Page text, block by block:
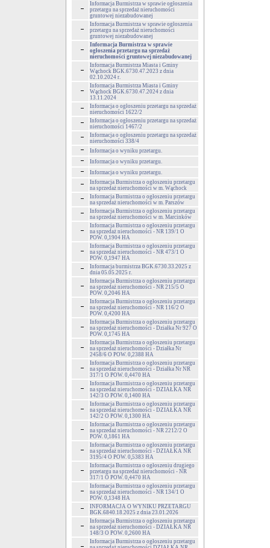
Informacja Burmistrza w sprawie ogłoszenia
przetargu na sprzedaż nieruchomości
gruntowej niezabudowanej
Informacja Burmistrza w sprawie ogłoszenia
przetargu na sprzedaż nieruchomości
gruntowej niezabudowanej
Informacja Burmistrza w sprawie
ogłoszenia przetargu na sprzedaż
nieruchomości gruntowej niezabudowanej
Informacja Burmistrza Miasta i Gminy
Wąchock BGK.6730.47.2023 z dnia
02.10.2024 r.
Informacja Burmistrza Miasta i Gminy
Wąchock BGK.6730.47.2024 z dnia
13.11.2024
Informacja o ogłoszeniu przetargu na sprzedaż
nieruchomości 1622/2
Informacja o ogłoszeniu przetargu na sprzedaż
nieruchomości 1467/2
Informacja o ogłoszeniu przetargu na sprzedaż
nieruchomości 338/4
Informacja o wyniku przetargu.
Informacja o wyniku przetargu.
Informacja o wyniku przetargu.
Informacja Burmistrza o ogłoszeniu przetargu
na sprzedaż nieruchomości w m. Wąchock
Informacja Burmistrza o ogłoszeniu przetargu
na sprzedaż nieruchomości w m. Parszów
Informacja Burmistrza o ogłoszeniu przetargu
na sprzedaż nieruchomości w m. Marcinków
Informacja Burmistrza o ogłoszeniu przetargu
na sprzedaż nieruchomości - NR 139/1 O
POW. 0,1904 HA
Informacja Burmistrza o ogłoszeniu przetargu
na sprzedaż nieruchomości - NR 473/1 O
POW. 0,1947 HA
Informacja burmistrza BGK.6730.33.2025 z
dnia 05.05.2025 r.
Informacja Burmistrza o ogłoszeniu przetargu
na sprzedaż nieruchomości - NR 215/5 O
POW. 0,2046 HA
Informacja Burmistrza o ogłoszeniu przetargu
na sprzedaż nieruchomości - NR 116/2 O
POW. 0,4200 HA
Informacja Burmistrza o ogłoszeniu przetargu
na sprzedaż nieruchomości - Działka Nr 927 O
POW. 0,1745 HA
Informacja Burmistrza o ogłoszeniu przetargu
na sprzedaż nieruchomości - Działka Nr
2458/6 O POW. 0,2388 HA
Informacja Burmistrza o ogłoszeniu przetargu
na sprzedaż nieruchomości - Działka Nr NR
317/1 O POW. 0,4470 HA
Informacja Burmistrza o ogłoszeniu przetargu
na sprzedaż nieruchomości - DZIAŁKA NR
142/3 O POW. 0,1400 HA
Informacja Burmistrza o ogłoszeniu przetargu
na sprzedaż nieruchomości - DZIAŁKA NR
142/2 O POW. 0,1300 HA
Informacja Burmistrza o ogłoszeniu przetargu
na sprzedaż nieruchomości - NR 2212/2 O
POW. 0,1861 HA
Informacja Burmistrza o ogłoszeniu przetargu
na sprzedaż nieruchomości - DZIAŁKA NR
3195/4 O POW. 0,5383 HA
Informacja Burmistrza o ogłoszeniu drugiego
przetargu na sprzedaż nieruchomości - NR
317/1 O POW. 0,4470 HA
Informacja Burmistrza o ogłoszeniu przetargu
na sprzedaż nieruchomości - NR 134/1 O
POW. 0,1348 HA
INFORMACJA O WYNIKU PRZETARGU
BGK.6840.18.2025 z dnia 23.01.2026
Informacja Burmistrza o ogłoszeniu przetargu
na sprzedaż nieruchomości - DZIAŁKA NR
148/3 O POW. 0,2600 HA
Informacja Burmistrza o ogłoszeniu przetargu